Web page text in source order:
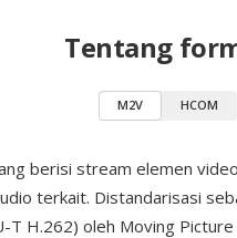
Tentang
M2V HCOM
berisi stream elemen video
terkait. Distandarisasi
T H.262) oleh Moving